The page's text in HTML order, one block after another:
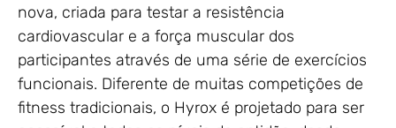
nova, criada para testar a resistência
cardiovascular e a força muscular dos
participantes através de uma série de exercícios
funcionais. Diferente de muitas competições de
fitness tradicionais, o Hyrox é projetado para ser